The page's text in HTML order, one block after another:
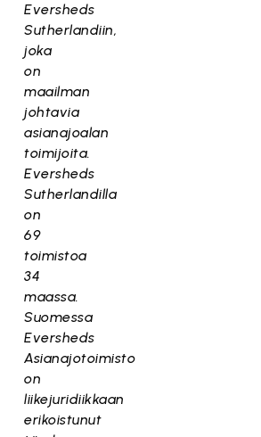
Eversheds
Sutherlandiin,
joka
on
maailman
johtavia
asianajoalan
toimijoita.
Eversheds
Sutherlandilla
on
69
toimistoa
34
maassa.
Suomessa
Eversheds
Asianajotoimisto
on
liikejuridiikkaan
erikoistunut